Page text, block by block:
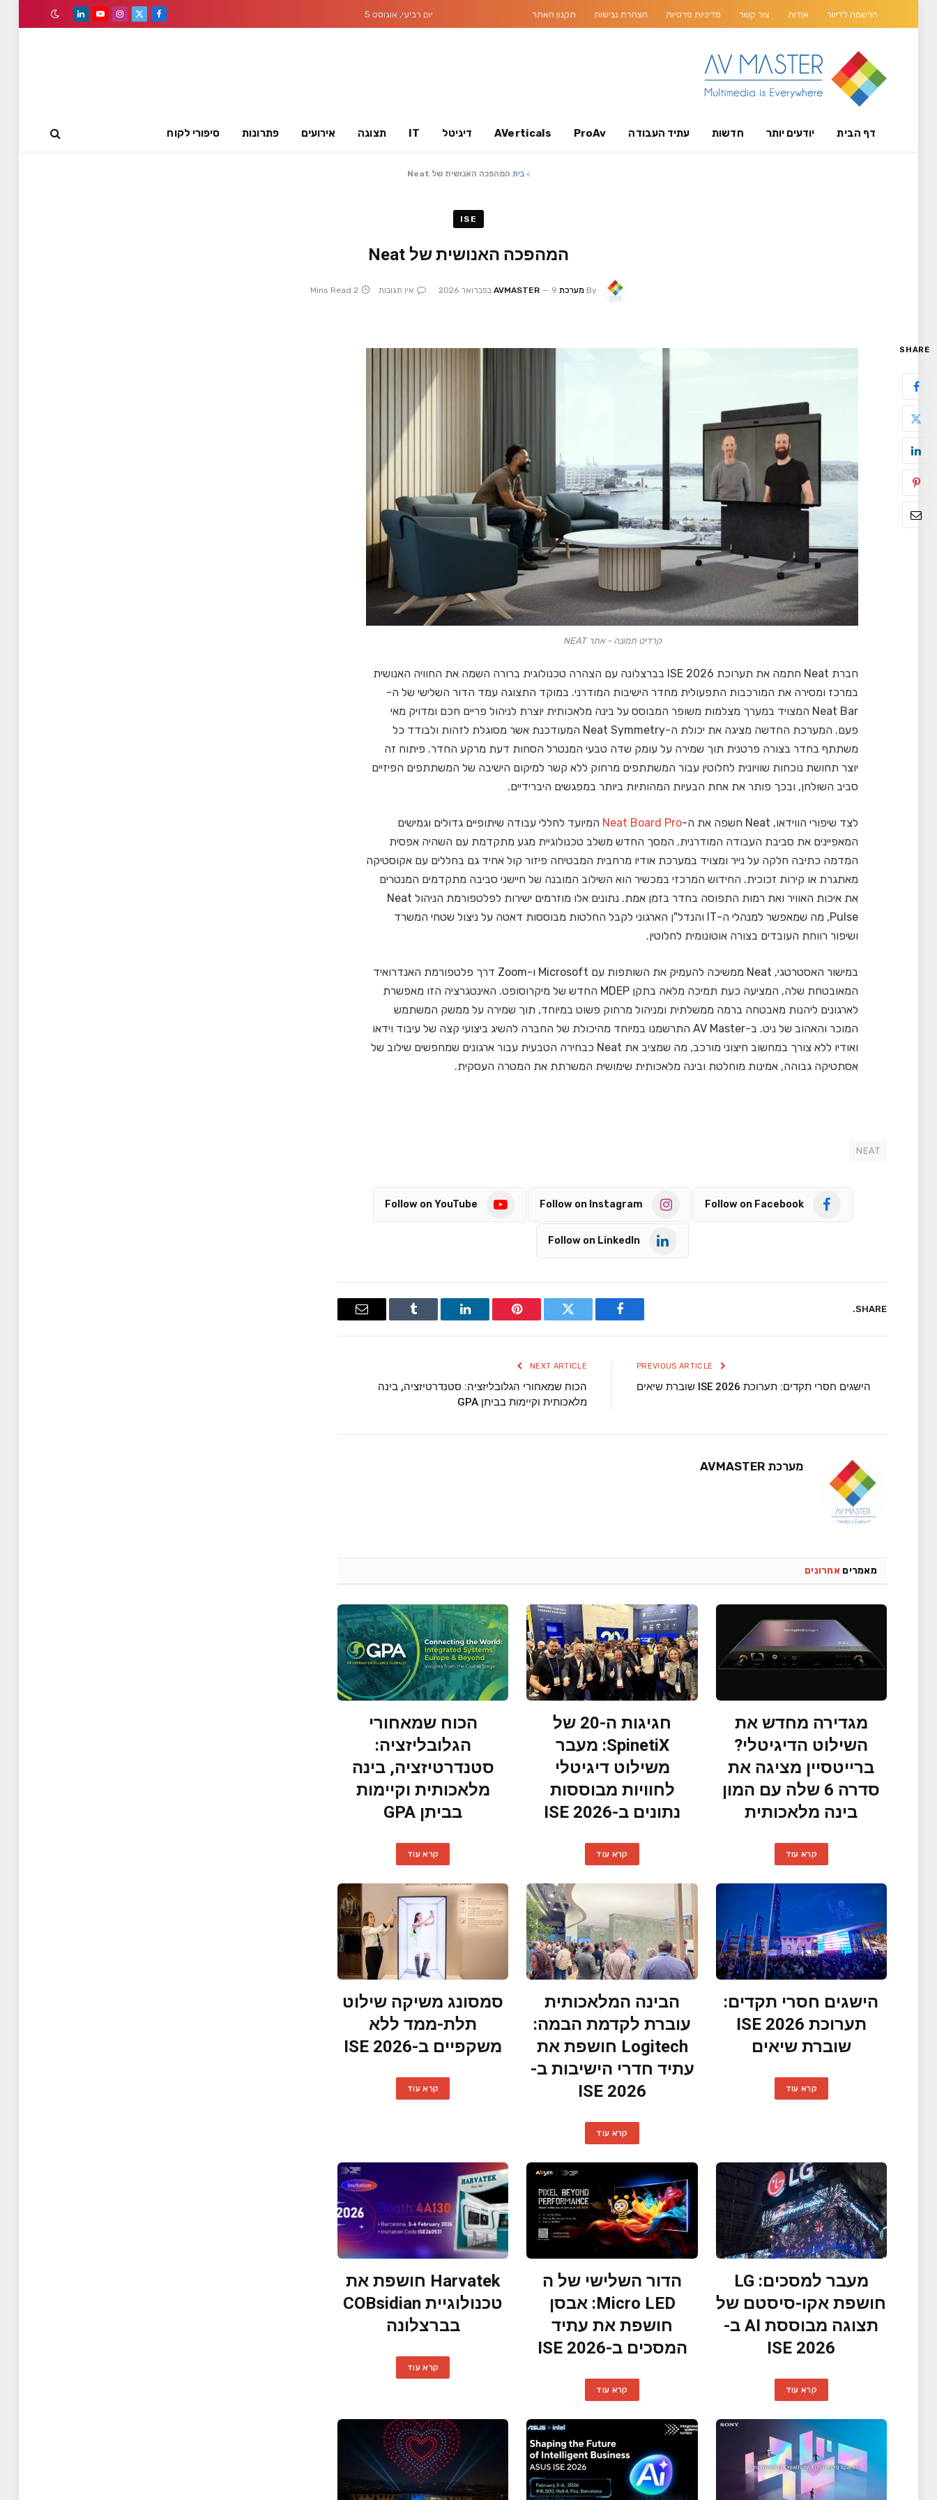
הרשמה לדיוור אודות צור קשר מדיניות פרטיות הצהרת נגישות תקנון האתר יום רביעי, אוגוסט 5
Facebook
X
Instagram
YouTube
LinkedIn
דף הבית יודעים יותר חדשות עתיד העבודה ProAv
AVerticals דיגיטל IT תצוגה אירועים פתרונות סיפורי לקוח
>בית המהפכה האנושית של Neat
ISE
המהפכה האנושית של Neat
By מערכת AVMASTER 9 בפברואר 2026 אין תגובות 2 Mins Read
SHARE
קרדיט תמונה - אתר NEAT
חברת Neat חתמה את תערוכת ISE 2026 בברצלונה עם הצהרה טכנולוגית ברורה השמה את החוויה האנושית
במרכז ומסירה את המורכבות התפעולית מחדר הישיבות המודרני. במוקד התצוגה עמד הדור השלישי של ה-
Neat Bar המצויד במערך מצלמות משופר המבוסס על בינה מלאכותית יוצרת לניהול פריים חכם ומדויק מאי
פעם. המערכת החדשה מציגה את יכולת ה-Neat Symmetry המעודכנת אשר מסוגלת לזהות ולבודד כל
משתתף בחדר בצורה פרטנית תוך שמירה על עומק שדה טבעי המנטרל הסחות דעת מרקע החדר. פיתוח זה
יוצר תחושת נוכחות שוויונית לחלוטין עבור המשתתפים מרחוק ללא קשר למיקום הישיבה של המשתתפים הפיזיים
סביב השולחן, ובכך פותר את אחת הבעיות המהותיות ביותר במפגשים היברידיים.
לצד שיפורי הווידאו, Neat חשפה את ה- Neat Board Pro המיועד לחללי עבודה שיתופיים גדולים וגמישים
המאפיינים את סביבת העבודה המודרנית. המסך החדש משלב טכנולוגיית מגע מתקדמת עם השהיה אפסית
המדמה כתיבה חלקה על נייר ומצויד במערכת אודיו מרחבית המבטיחה פיזור קול אחיד גם בחללים עם אקוסטיקה
מאתגרת או קירות זכוכית. החידוש המרכזי במכשיר הוא השילוב המובנה של חיישני סביבה מתקדמים המנטרים
את איכות האוויר ואת רמות התפוסה בחדר בזמן אמת. נתונים אלו מוזרמים ישירות לפלטפורמת הניהול Neat
Pulse, מה שמאפשר למנהלי ה-IT והנדל"ן הארגוני לקבל החלטות מבוססות דאטה על ניצול שטחי המשרד
ושיפור רווחת העובדים בצורה אוטונומית לחלוטין.
במישור האסטרטגי, Neat ממשיכה להעמיק את השותפות עם Microsoft ו-Zoom דרך פלטפורמת האנדרואיד
המאובטחת שלה, המציעה כעת תמיכה מלאה בתקן MDEP החדש של מיקרוסופט. האינטגרציה הזו מאפשרת
לארגונים ליהנות מאבטחה ברמה ממשלתית ומניהול מרחוק פשוט במיוחד, תוך שמירה על ממשק המשתמש
המוכר והאהוב של ניט. ב-AV Master התרשמנו במיוחד מהיכולת של החברה להשיג ביצועי קצה של עיבוד וידאו
ואודיו ללא צורך במחשוב חיצוני מורכב, מה שמציב את Neat כבחירה הטבעית עבור ארגונים שמחפשים שילוב של
אסתטיקה גבוהה, אמינות מוחלטת ובינה מלאכותית שימושית המשרתת את המטרה העסקית.
NEAT
Follow on Facebook
Follow on Instagram
Follow on YouTube
Follow on LinkedIn
SHARE.
Facebook
Twitter
Pinterest
LinkedIn
Tumblr
Email
הישגים חסרי תקדים: תערוכת ISE 2026 שוברת שיאים
NEXT ARTICLE
הכוח שמאחורי הגלובליזציה: סטנדרטיזציה, בינה
מלאכותית וקיימות בביתן GPA
מערכת AVMASTER
מאמרים אחרונים
מגדירה מחדש את
השילוט הדיגיטלי?
ברייטסיין מציגה את
סדרה 6 שלה עם המון
בינה מלאכותית
קרא עוד
חגיגות ה-20 של
SpinetiX: מעבר
משילוט דיגיטלי
לחוויות מבוססות
נתונים ב-ISE 2026
קרא עוד
הכוח שמאחורי
הגלובליזציה:
סטנדרטיזציה, בינה
מלאכותית וקיימות
בביתן GPA
קרא עוד
הישגים חסרי תקדים:
תערוכת ISE 2026
שוברת שיאים
קרא עוד
הבינה המלאכותית
עוברת לקדמת הבמה:
Logitech חושפת את
עתיד חדרי הישיבות ב-
ISE 2026
קרא עוד
סמסונג משיקה שילוט
תלת-ממד ללא
משקפיים ב-ISE 2026
קרא עוד
מעבר למסכים: LG
חושפת אקו-סיסטם של
תצוגה מבוססת AI ב-
ISE 2026
קרא עוד
הדור השלישי של ה
Micro LED: אבסן
חושפת את עתיד
המסכים ב-ISE 2026
קרא עוד
Harvatek חושפת את
טכנולוגיית COBsidian
בברצלונה
קרא עוד